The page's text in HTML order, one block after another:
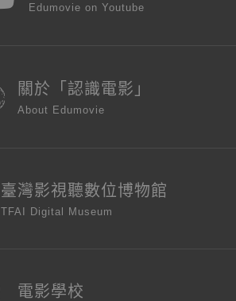
Edumovie on Youtube
關於「認識電影」
About Edumovie
臺灣影視聽數位博物館
TFAI Digital Museum
電影學校